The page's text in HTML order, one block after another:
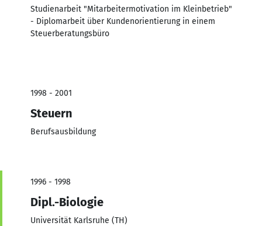
Studienarbeit "Mitarbeitermotivation im Kleinbetrieb"
- Diplomarbeit über Kundenorientierung in einem
Steuerberatungsbüro
1998 - 2001
Steuern
Berufsausbildung
1996 - 1998
Dipl.-Biologie
Universität Karlsruhe (TH)